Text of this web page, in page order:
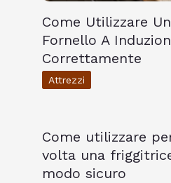
Come Utilizzare
Fornello A
Correttamente
Attrezzi
Come utilizzare
volta una
modo sicuro